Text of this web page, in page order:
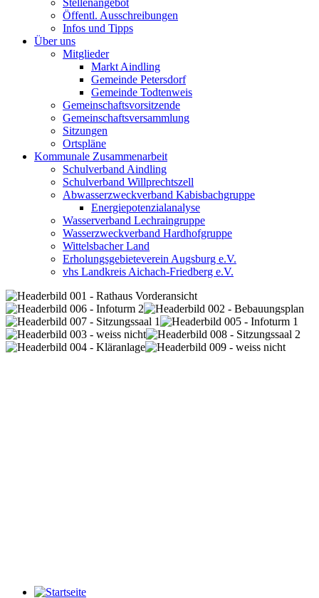
Stellenangebot
Öffentl. Ausschreibungen
Infos und Tipps
Über uns
Mitglieder
Markt Aindling
Gemeinde Petersdorf
Gemeinde Todtenweis
Gemeinschaftsvorsitzende
Gemeinschaftsversammlung
Sitzungen
Ortspläne
Kommunale Zusammenarbeit
Schulverband Aindling
Schulverband Willprechtszell
Abwasserzweckverband Kabisbachgruppe
Energiepotenzialanalyse
Wasserverband Lechraingruppe
Wasserzweckverband Hardhofgruppe
Wittelsbacher Land
Erholungsgebieteverein Augsburg e.V.
vhs Landkreis Aichach-Friedberg e.V.